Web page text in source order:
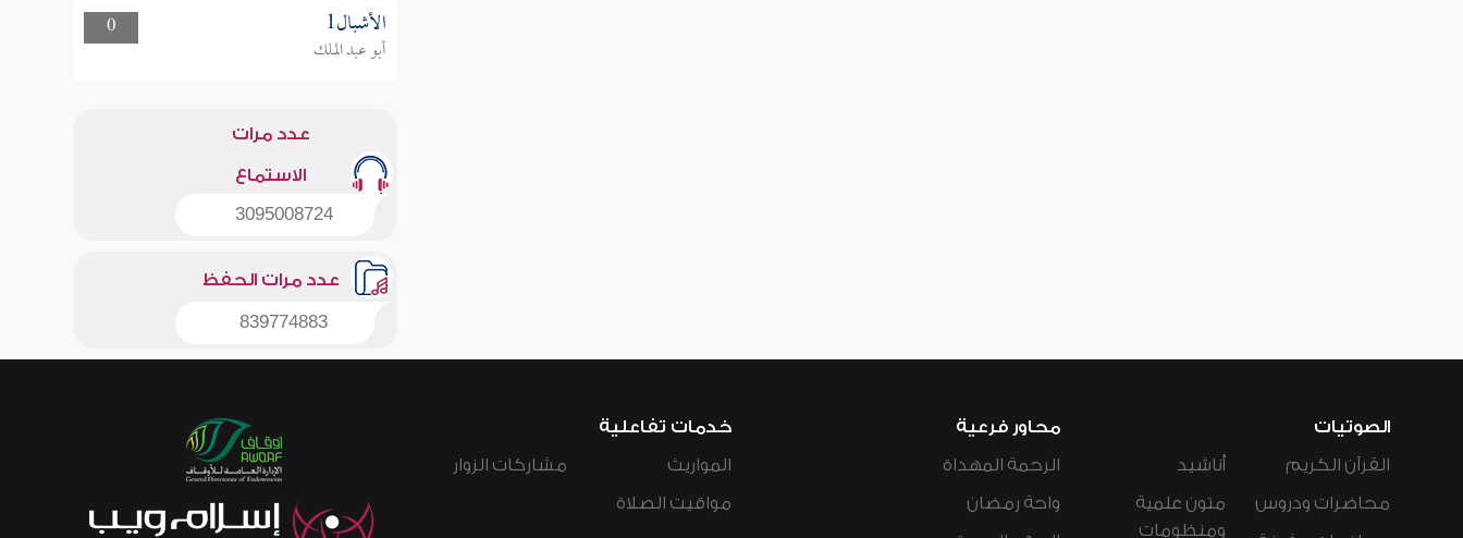
0
الأشبال1
أبو عبد الملك
عدد مرات
الاستماع
3095008724
عدد مرات الحفظ
839774883
الصوتيات
القرآن الكريم
محاضرات ودروس
أناشيد
متون علمية
ومنظومات
محاور فرعية
الرحمة المهداة
واحة رمضان
خدمات تفاعلية
المواريث
مواقيت الصلاة
مشاركات الزوار